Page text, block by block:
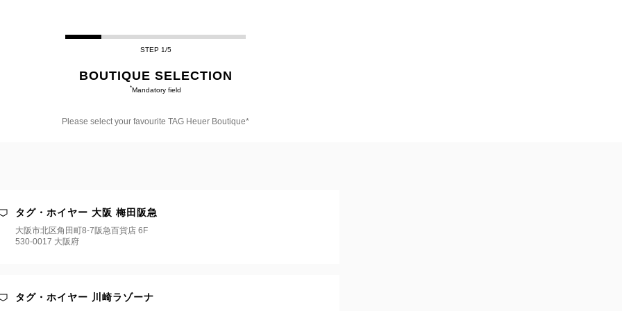
STEP 1/5
BOUTIQUE SELECTION
*Mandatory field
Please select your favourite TAG Heuer Boutique*
タグ・ホイヤー 大阪 梅田阪急
大阪市北区角田町8-7阪急百貨店 6F
530-0017 大阪府
タグ・ホイヤー 川崎ラゾーナ